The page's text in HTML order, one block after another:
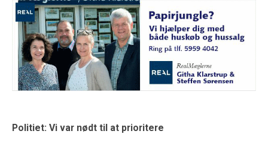
Politiet: Vi var nødt til at prioritere